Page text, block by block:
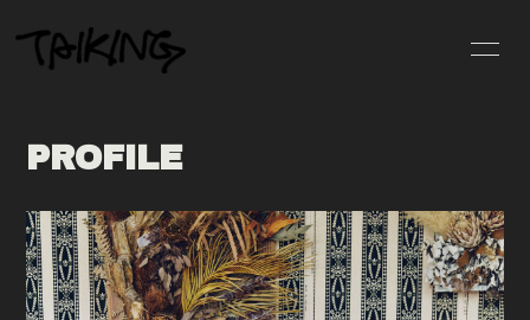
PROFILE
DISCOGRAPHY VIDEO
MOVIE PHOTO
PROFILE